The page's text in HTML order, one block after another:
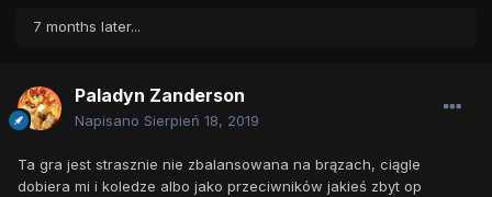
7 months later...
Paladyn Zanderson
Napisano Sierpień 18, 2019
Ta gra jest strasznie nie zbalansowana na brązach, ciągle
dobiera mi i koledze albo jako przeciwników jakieś zbyt op